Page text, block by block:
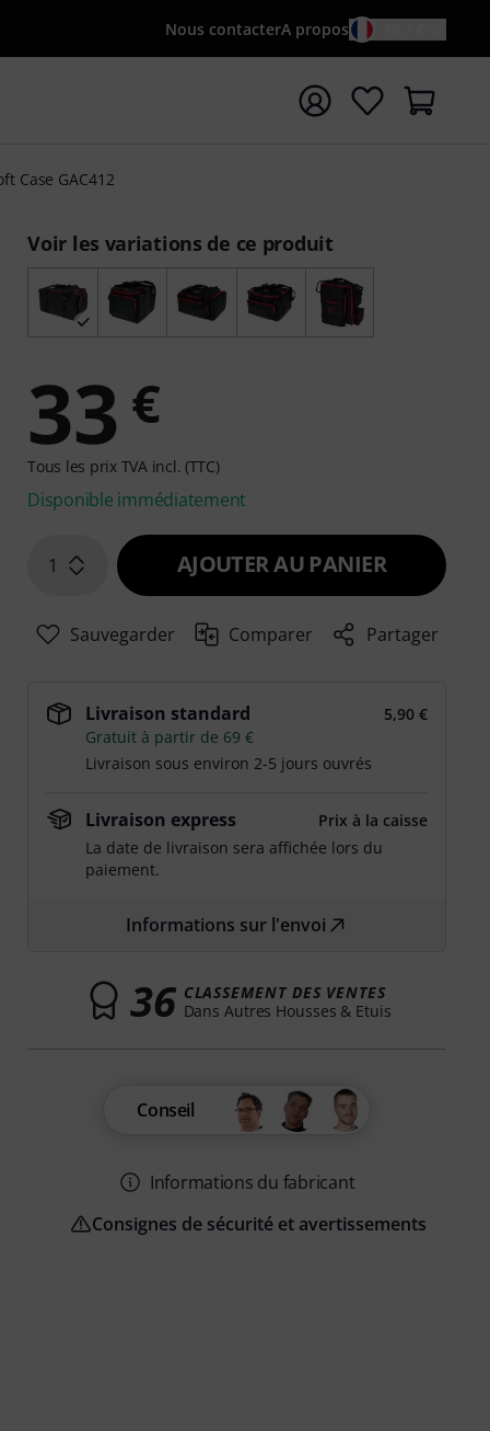
Nous contacterA propos
la recherche avec le terme de recherche
Case GAC412
Voir les variations de ce produit
33 €
Tous les prix TVA incl. (TTC)
Disponible immédiatement
1 AJOUTER AU PANIER
Sauvegarder Comparer Partager
Livraison standard
5,90 €
Gratuit à partir de 69 €
Livraison sous environ 2-5 jours ouvrés
Livraison express
Prix à la caisse
La date de livraison sera affichée lors du
paiement.
Informations sur l'envoi
36 CLASSEMENT DES VENTES
Dans Autres Housses & Etuis
Conseil
Informations du fabricant
Consignes de sécurité et avertissements